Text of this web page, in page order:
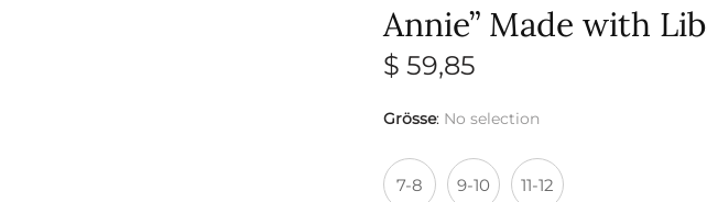
Annie” Made with
$ 59,85
Grösse: No selection
7-8 9-10 11-12